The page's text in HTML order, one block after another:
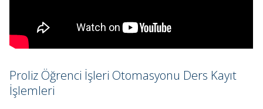
Proliz Öğrenci İşleri Otomasyonu Ders Kayıt
İşlemleri